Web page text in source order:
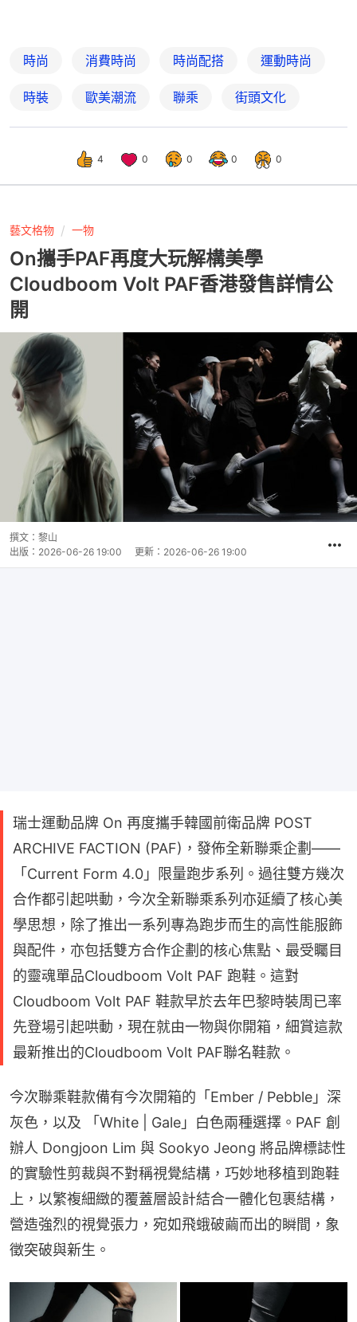
時尚 消費時尚 時尚配搭 運動時尚
時裝 歐美潮流 聯乘 街頭文化
4 0 0 0 0
藝文格物 一物
On攜手PAF再度大玩解構美學
Cloudboom Volt PAF香港發售詳情公
開
撰文： 黎山
出版： 2026-06-26 19:00 更新： 2026-06-26 19:00
瑞士運動品牌 On 再度攜手韓國前衛品牌 POST
ARCHIVE FACTION (PAF)，發佈全新聯乘企劃——
「Current Form 4.0」限量跑步系列。過往雙方幾次
合作都引起哄動，今次全新聯乘系列亦延續了核心美
學思想，除了推出一系列專為跑步而生的高性能服飾
與配件，亦包括雙方合作企劃的核心焦點、最受矚目
的靈魂單品Cloudboom Volt PAF 跑鞋。這對
Cloudboom Volt PAF 鞋款早於去年巴黎時裝周已率
先登場引起哄動，現在就由一物與你開箱，細賞這款
最新推出的Cloudboom Volt PAF聯名鞋款。
今次聯乘鞋款備有今次開箱的「Ember / Pebble」深
灰色，以及 「White | Gale」白色兩種選擇。PAF 創
辦人 Dongjoon Lim 與 Sookyo Jeong 將品牌標誌性
的實驗性剪裁與不對稱視覺結構，巧妙地移植到跑鞋
上，以繁複細緻的覆蓋層設計結合一體化包裹結構，
營造強烈的視覺張力，宛如飛蛾破繭而出的瞬間，象
徵突破與新生。